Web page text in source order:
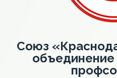
Союз
объединение